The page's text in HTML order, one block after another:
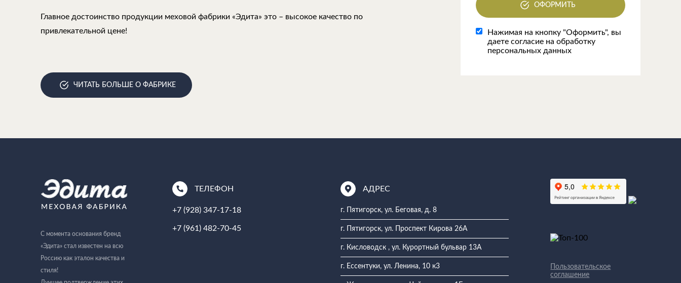
Главное достоинство продукции меховой фабрики «Эдита» это – высокое качество по
привлекательной цене!
ЧИТАТЬ БОЛЬШЕ О ФАБРИКЕ
ОФОРМИТЬ
Нажимая на кнопку "Оформить", вы
даете согласие на обработку
персональных данных
С момента основания бренд
«Эдита» стал известен на всю
Россию как эталон качества и
стиля!
ТЕЛЕФОН
+7 (928) 347-17-18
+7 (961) 482-70-45
АДРЕС
г. Пятигорск, ул. Беговая, д. 8
г. Пятигорск, ул. Проспект Кирова 26А
г. Кисловодск , ул. Курортный бульвар 13А
г. Ессентуки, ул. Ленина, 10 к3
Пользовательское
соглашение